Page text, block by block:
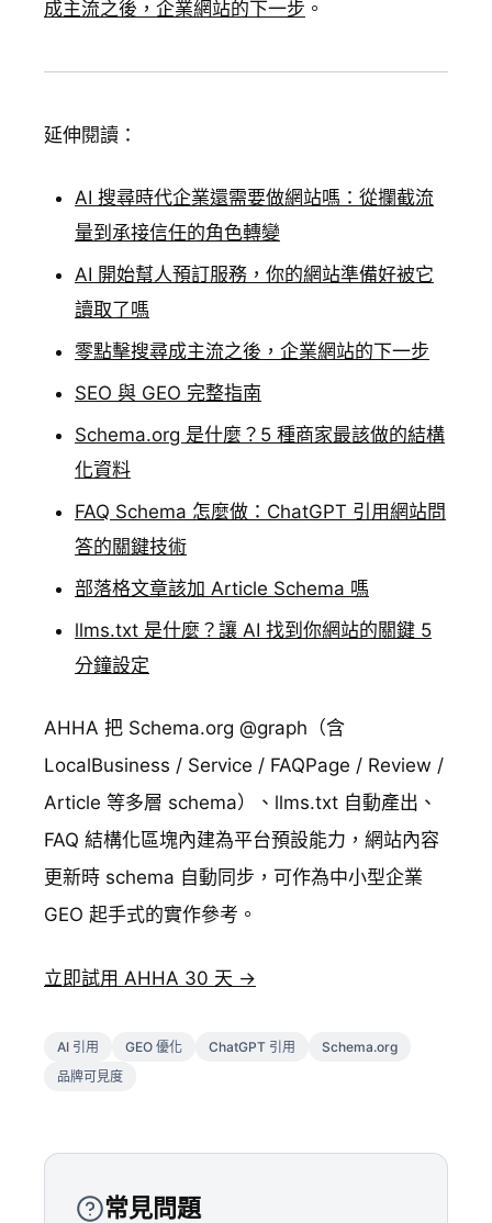
成主流之後，企業網站的下一步 。
延伸閱讀：
AI 搜尋時代企業還需要做網站嗎：從攔截流
量到承接信任的角色轉變
AI 開始幫人預訂服務，你的網站準備好被它
讀取了嗎
零點擊搜尋成主流之後，企業網站的下一步
SEO 與 GEO 完整指南
Schema.org 是什麼？5 種商家最該做的結構
化資料
FAQ Schema 怎麼做：ChatGPT 引用網站問
答的關鍵技術
部落格文章該加 Article Schema 嗎
llms.txt 是什麼？讓 AI 找到你網站的關鍵 5
分鐘設定
AHHA 把 Schema.org @graph（含
LocalBusiness / Service / FAQPage / Review /
Article 等多層 schema）、llms.txt 自動產出、
FAQ 結構化區塊內建為平台預設能力，網站內容
更新時 schema 自動同步，可作為中小型企業
GEO 起手式的實作參考。
立即試用 AHHA 30 天 →
AI 引用 GEO 優化 ChatGPT 引用
Schema.org
品牌可見度
常見問題